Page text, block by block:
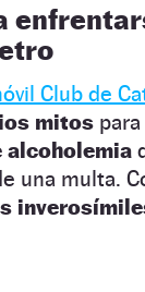
Club de
mitos
alcoholemia
una multa.